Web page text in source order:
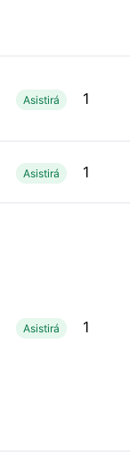
Asistirá 1
Asistirá 1
Asistirá 1